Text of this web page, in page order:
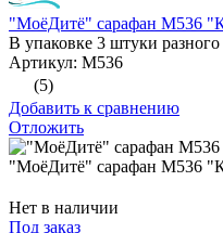
"МоёДитё" сарафан М536
В упаковке 3 штуки разного
Артикул: М536
(5)
Добавить к сравнению
Отложить
"МоёДитё" сарафан М536
Нет в наличии
Под заказ